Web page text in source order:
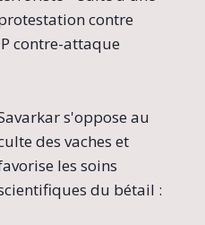
contre
contre-attaque
s'oppose au
des vaches et
les soins
du bétail :